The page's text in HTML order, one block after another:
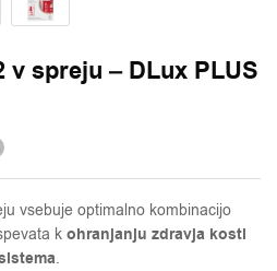
v spreju – DLux PLUS
vsebuje optimalno kombinacijo
k ohranjanju zdravja kosti
.